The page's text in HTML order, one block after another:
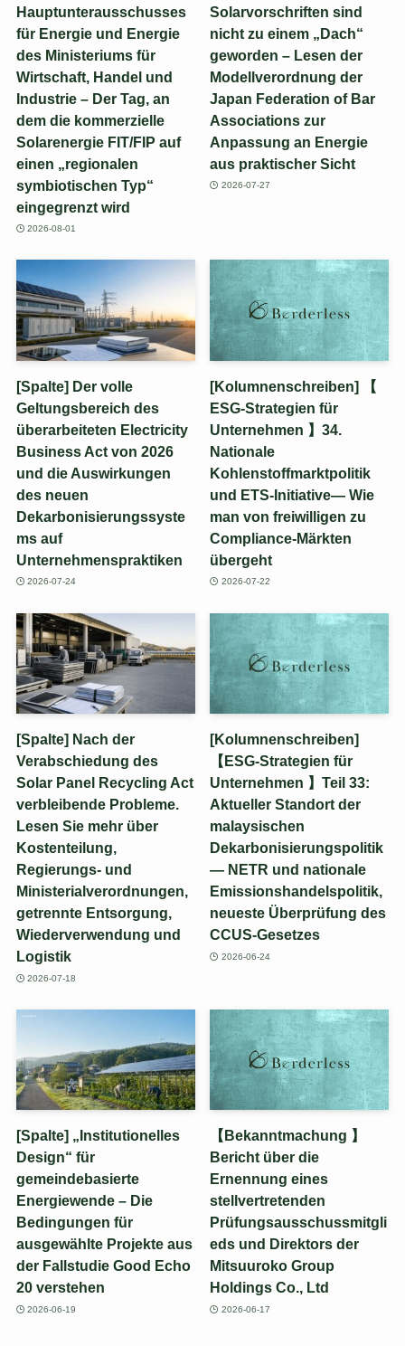
Hauptunterausschusses
für Energie und Energie
des Ministeriums für
Wirtschaft, Handel und
Industrie – Der Tag, an
dem die kommerzielle
Solarenergie FIT/FIP auf
einen „regionalen
symbiotischen Typ“
eingegrenzt wird
2026-08-01
Solarvorschriften sind
nicht zu einem „Dach“
geworden – Lesen der
Modellverordnung der
Japan Federation of Bar
Associations zur
Anpassung an Energie
aus praktischer Sicht
2026-07-27
[Spalte] Der volle
Geltungsbereich des
überarbeiteten Electricity
Business Act von 2026
und die Auswirkungen
des neuen
Dekarbonisierungssyste
ms auf
Unternehmenspraktiken
2026-07-24
[Kolumnenschreiben] 【
ESG-Strategien für
Unternehmen 】34.
Nationale
Kohlenstoffmarktpolitik
und ETS-Initiative— Wie
man von freiwilligen zu
Compliance-Märkten
übergeht
2026-07-22
[Spalte] Nach der
Verabschiedung des
Solar Panel Recycling Act
verbleibende Probleme.
Lesen Sie mehr über
Kostenteilung,
Regierungs- und
Ministerialverordnungen,
getrennte Entsorgung,
Wiederverwendung und
Logistik
2026-07-18
[Kolumnenschreiben]
【ESG-Strategien für
Unternehmen 】Teil 33:
Aktueller Standort der
malaysischen
Dekarbonisierungspolitik
— NETR und nationale
Emissionshandelspolitik,
neueste Überprüfung des
CCUS-Gesetzes
2026-06-24
[Spalte] „Institutionelles
Design“ für
gemeindebasierte
Energiewende – Die
Bedingungen für
ausgewählte Projekte aus
der Fallstudie Good Echo
20 verstehen
2026-06-19
【Bekanntmachung 】
Bericht über die
Ernennung eines
stellvertretenden
Prüfungsausschussmitgli
eds und Direktors der
Mitsuuroko Group
Holdings Co., Ltd
2026-06-17